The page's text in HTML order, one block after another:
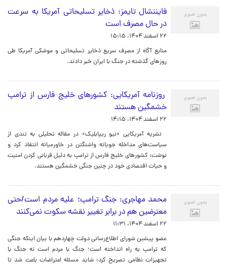
فایننشال تایمز: ذخایر تسلیحاتی آمریکا به سرعت
در حال مصرف است
۲۲ اسفند ۱۴۰۴، ۱۵:۱۵
منابع آگاه از مصرف سریع ذخایر تسلیحاتی و موشکی آمریکا طی
روزهای گذشته در جنگ با ایران خبر دادند.
روزنامه آمریکایی: کشورهای خلیج فارس از ترامپ
خشمگین هستند
۲۲ اسفند ۱۴۰۴، ۱۴:۱۵
نشریه آمریکایی «نیو ریپابلیک» در مقاله تحلیلی به تندی از
سیاست‌های مداخله‌ جویانه واشنگتن در خاورمیانه انتقاد کرد و
نوشت: کشورهای خلیج فارس از ترامپ به دلیل قربانی کردن امنیت
و حیات اقتصادی‌ خود در چنین جنگی خشمگین هستند.
محمد مهاجری: جنگ ترامپ؛ علیه مردم است/حتی
معترضین هم در برابر تغییر نقشه سکوت نمی‌کنند
۲۲ اسفند ۱۴۰۴، ۱۱:۳۱
عضو پیشین شورای اطلاع‌رسانی دولت چهاردهم با بیان اینکه جنگی
که ترامپ به راه انداخته است؛ جنگ با مردم است نه جنگ با
تجهیزات نظامی تصریح کرد: شاید مسئله اعتراضات باعث شد تا